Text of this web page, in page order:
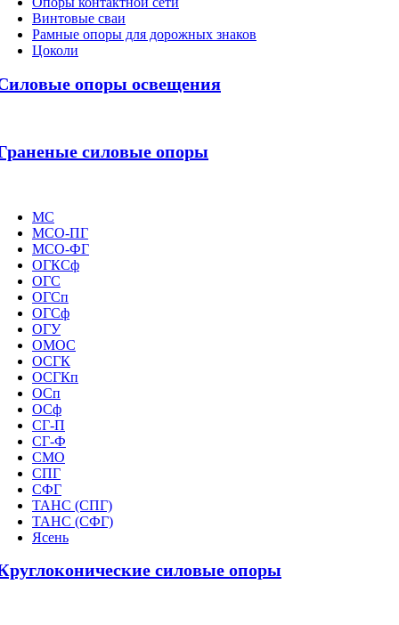
Винтовые сваи
Рамные опоры для дорожных знаков
Цоколи
опоры освещения
силовые опоры
МС
МСО-ПГ
МСО-ФГ
ОГКСф
ОГС
ОГСп
ОГСф
ОГУ
ОМОС
ОСГК
ОСГКп
ОСп
ОСф
СГ-П
СГ-Ф
СМО
СПГ
СФГ
ТАНС (СПГ)
ТАНС (СФГ)
Ясень
силовые опоры